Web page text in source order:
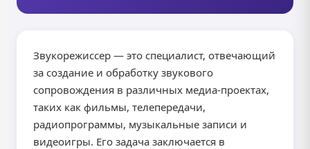
Звукорежиссер — это специалист, отвечающий
за создание и обработку звукового
сопровождения в различных медиа-проектах,
таких как фильмы, телепередачи,
радиопрограммы, музыкальные записи и
видеоигры. Его задача заключается в